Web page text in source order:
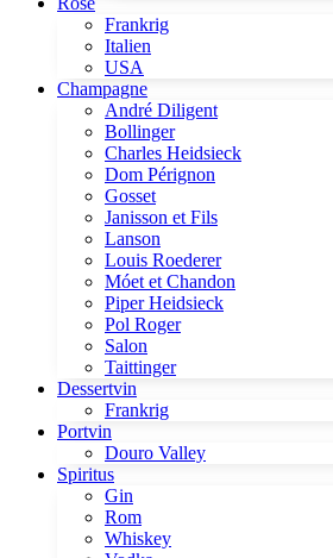
Frankrig
Italien
USA
Champagne
André Diligent
Bollinger
Charles Heidsieck
Dom Pérignon
Gosset
Janisson et Fils
Lanson
Louis Roederer
Móet et Chandon
Piper Heidsieck
Pol Roger
Salon
Taittinger
Dessertvin
Frankrig
Portvin
Douro Valley
Spiritus
Gin
Rom
Whiskey